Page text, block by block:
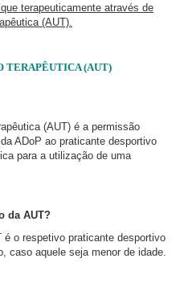
terapeuticamente através de
(AUT).
TERAPÊUTICA (AUT)
(AUT) é a permissão
ADoP ao praticante desportivo
para a utilização de uma
da AUT?
é o respetivo praticante desportivo
caso aquele seja menor de idade.